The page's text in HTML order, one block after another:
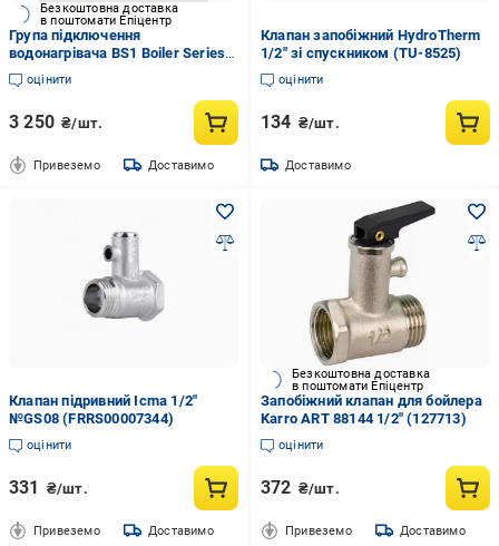
Безкоштовна доставка
в поштомати Епіцентр
Група підключення
водонагрівача BS1 Boiler Series
1/2" KVANT
оцінити
3 250 ₴/шт.
Привеземо Доставимо
Клапан запобіжний HydroTherm
1/2" зі спускником (TU-8525)
оцінити
134 ₴/шт.
Доставимо
Клапан підривний Icma 1/2"
№GS08 (FRRS00007344)
оцінити
331 ₴/шт.
Привеземо Доставимо
Безкоштовна доставка
в поштомати Епіцентр
Запобіжний клапан для бойлера
Karro ART 88144 1/2" (127713)
оцінити
372 ₴/шт.
Привеземо Доставимо